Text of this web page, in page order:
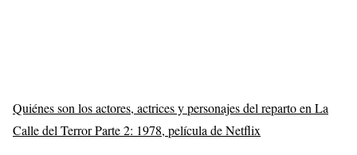
Quiénes son los actores, actrices y personajes del reparto en La
Calle del Terror Parte 2: 1978, película de Netflix